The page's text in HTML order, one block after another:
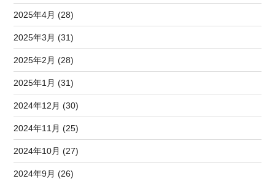
2025年4月 (28)
2025年3月 (31)
2025年2月 (28)
2025年1月 (31)
2024年12月 (30)
2024年11月 (25)
2024年10月 (27)
2024年9月 (26)